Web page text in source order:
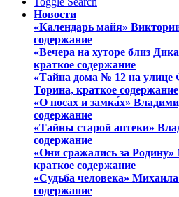
Новости
«Календарь майя»
содержание
«Вечера на хуторе близ
краткое содержание
«Тайна дома № 12 на улице
Торина, краткое содержание
«О носах и замка́х»
содержание
«Тайны старой аптеки»
содержание
«Они сражались за
краткое содержание
«Судьба человека»
содержание